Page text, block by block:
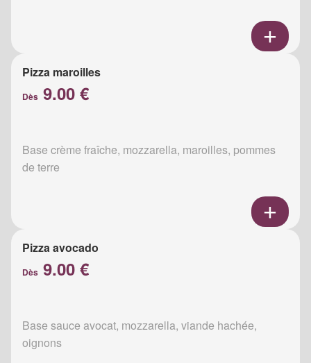
Pizza maroilles
Dès 9.00 €
Base crème fraîche, mozzarella, maroilles, pommes
de terre
Pizza avocado
Dès 9.00 €
Base sauce avocat, mozzarella, viande hachée,
oignons